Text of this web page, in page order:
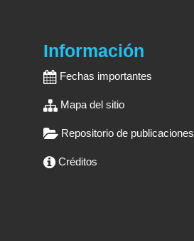
Información
Fechas importantes
Mapa del sitio
Repositorio de publicaciones
Créditos